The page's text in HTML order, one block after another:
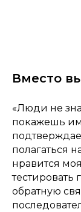
Вместо
«Люди не
покажешь им
полагаться
нравится
тестировать
обратную